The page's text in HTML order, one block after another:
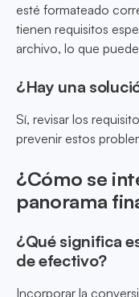
esté formateado
tienen requisitos
archivo, lo que
¿Hay una
Sí, revisar los
prevenir estos
¿Cómo se
panorama
¿Qué significa
de efectivo?
Incorporar la